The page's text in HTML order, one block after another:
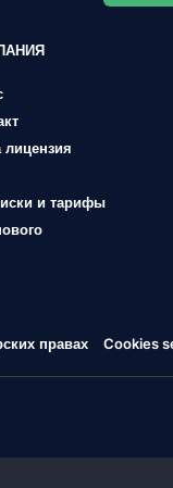
и тарифы
правах Cookies